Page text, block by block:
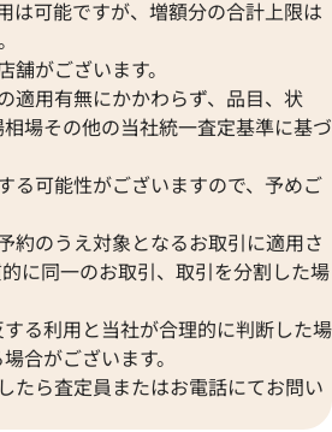
は可能ですが、増額分の合計上限は
がございます。
適用有無にかかわらず、品目、状
場その他の当社統一査定基準に基づ
る可能性がございますので、予めご
約のうえ対象となるお取引に適用さ
に同一のお取引、取引を分割した場
る利用と当社が合理的に判断した場
合がございます。
たら査定員またはお電話にてお問い